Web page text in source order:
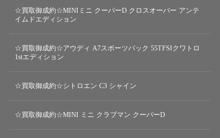
☆買取御成約☆MINIミニ クーパーD クロスオーバー アンテ
イムドエディション
☆買取御成約☆アウディ A7スポーツバック 55TFSIクワトロ
1stエディション
☆買取御成約☆シトロエン C3 シャイン
☆買取御成約☆MINI ミニ クラブマン クーパーD